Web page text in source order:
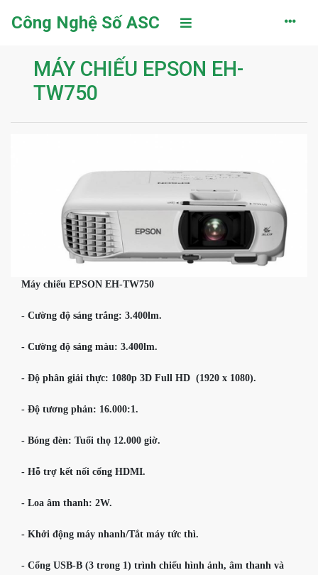
Công Nghệ Số ASC
MÁY CHIẾU EPSON EH-
TW750
Máy chiếu EPSON EH-TW750
- Cường độ sáng trắng: 3.400lm.
- Cường độ sáng màu: 3.400lm.
- Độ phân giải thực: 1080p 3D Full HD  (1920 x 1080).
- Độ tương phản: 16.000:1.
- Bóng đèn: Tuổi thọ 12.000 giờ.
- Hỗ trợ kết nối cổng HDMI.
- Loa âm thanh: 2W.
- Khởi động máy nhanh/Tắt máy tức thì.
- Cổng USB-B (3 trong 1) trình chiếu hình ảnh, âm thanh và